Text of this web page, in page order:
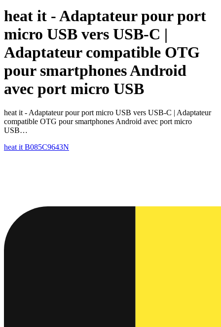
heat it - Adaptateur pour port
micro USB vers USB-C |
Adaptateur compatible OTG
pour smartphones Android
avec port micro USB
heat it - Adaptateur pour port micro USB vers USB-C | Adaptateur
compatible OTG pour smartphones Android avec port micro
USB…
heat it B085C9643N